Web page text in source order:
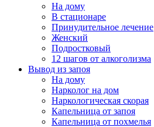
На дому
В стационаре
Принудительное лечение
Женский
Подростковый
12 шагов от алкоголизма
Вывод из запоя
На дому
Нарколог на дом
Наркологическая скорая
Капельница от запоя
Капельница от похмелья